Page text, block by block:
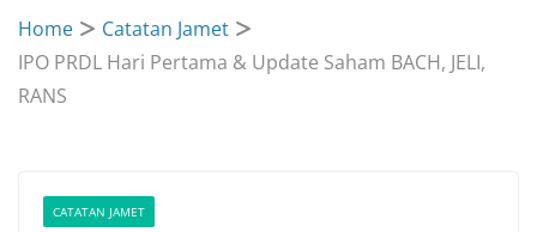
Home
Catatan Jamet
IPO PRDL Hari Pertama & Update Saham BACH, JELI,
RANS
CATATAN JAMET